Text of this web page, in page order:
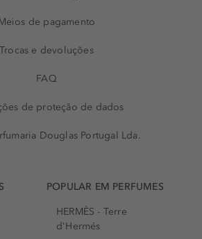
de pagamento
Trocas e devoluções
FAQ
de proteção de dados
Douglas Portugal Lda.
POPULAR EM PERFUMES
HERMÈS - Terre
d'Hermés